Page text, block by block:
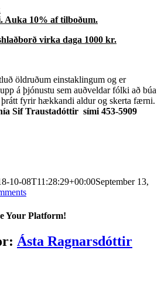
Auka 10% af tilboðum.
virka daga 1000 kr.
öldruðum einstaklingum og er
á þjónustu sem auðveldar fólki að búa
fyrir hækkandi aldur og skerta færni.
Sif Traustadóttir sími 453-5909
10-08T11:28:29+00:00September 13,
Your Platform!
Ásta Ragnarsdóttir